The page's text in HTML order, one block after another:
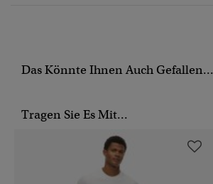
Das Könnte Ihnen Auch Gefallen...
Tragen Sie Es Mit...